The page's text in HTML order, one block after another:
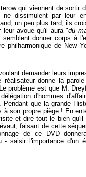
qui viennent de sortir
dissimulent par leur
un peu plus tard, ils
leur avoue qu'il aura "du
donner corps à
philharmonique de New
demander leurs
donne la
problème est que M.
d'hommes
Pendant que la grande
son propre piège ! En
et dire tout le bien
faisant de cette
de ce DVD
saisir l'importance d'un